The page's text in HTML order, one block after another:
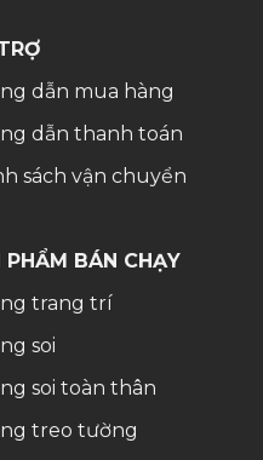
dẫn mua hàng
dẫn thanh toán
sách vận chuyển
PHẨM BÁN CHẠY
trang trí
soi
soi toàn thân
treo tường